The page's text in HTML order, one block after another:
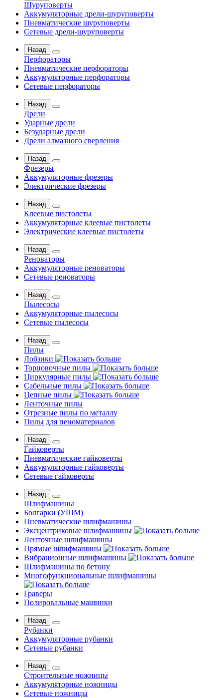
Шуруповерты
Аккумуляторные дрели-шуруповерты
Пневматические шуруповерты
Сетевые дрели-шуруповерты
Назад
Перфораторы
Пневматические перфораторы
Аккумуляторные перфораторы
Сетевые перфораторы
Назад
Дрели
Ударные дрели
Безударные дрели
Дрели алмазного сверления
Назад
Фрезеры
Аккумуляторные фрезеры
Электрические фрезеры
Назад
Клеевые пистолеты
Аккумуляторные клеевые пистолеты
Электрические клеевые пистолеты
Назад
Реноваторы
Аккумуляторные реноваторы
Сетевые реноваторы
Назад
Пылесосы
Аккумуляторные пылесосы
Сетевые пылесосы
Назад
Пилы
Лобзики
Торцовочные пилы
Циркулярные пилы
Сабельные пилы
Цепные пилы
Ленточные пилы
Отрезные пилы по металлу
Пилы для пеноматериалов
Назад
Гайковерты
Пневматические гайковерты
Аккумуляторные гайковерты
Сетевые гайковерты
Назад
Шлифмашины
Бoлгаpки (УШM)
Пневматические шлифмашины
Эксцентриковые шлифмашины
Ленточные шлифмашины
Прямые шлифмашины
Вибрационные шлифмашины
Шлифмашины по бетону
Многофункциональные шлифмашины
Граверы
Полировальные машинки
Назад
Рубанки
Аккумуляторные рубанки
Сетевые рубанки
Назад
Строительные ножницы
Аккумуляторные ножницы
Сетевые ножницы